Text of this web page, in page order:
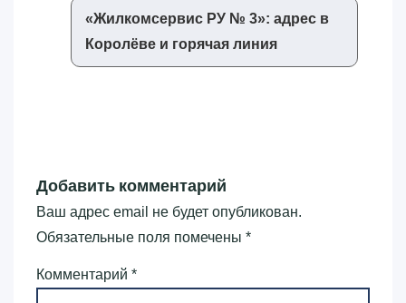
«‎Жилкомсервис РУ № 3»‎: адрес в
Королёве и горячая линия
Добавить комментарий
Ваш адрес email не будет опубликован.
Обязательные поля помечены *
Комментарий *